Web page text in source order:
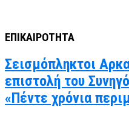
ΕΠΙΚΑΙΡΟΤΗΤΑ
Σεισμόπληκτοι
επιστολή του
«Πέντε χρόνια